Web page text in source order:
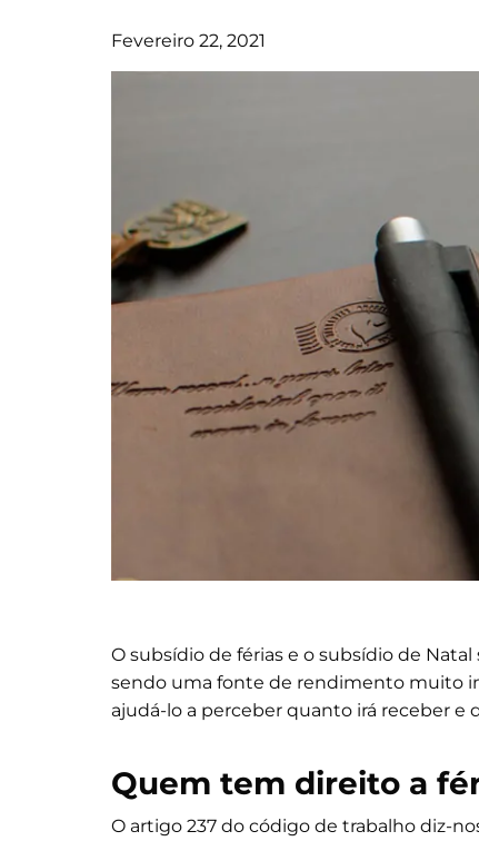
Fevereiro 22, 2021
O subsídio de férias e o subsídio de
sendo uma fonte de rendimento muito
ajudá-lo a perceber quanto irá receber e
Quem tem direito a
O artigo 237 do código de trabalho diz-